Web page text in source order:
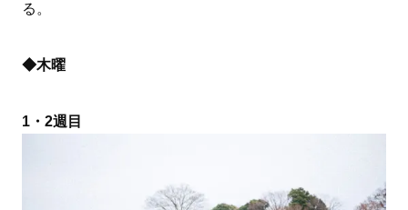
る。
◆木曜
1・2週目